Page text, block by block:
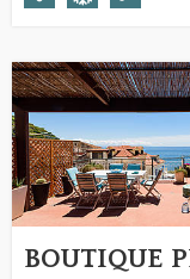
BOUTIQUE